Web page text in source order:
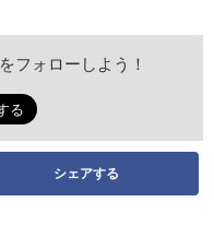
をフォローしよう！
シェアする